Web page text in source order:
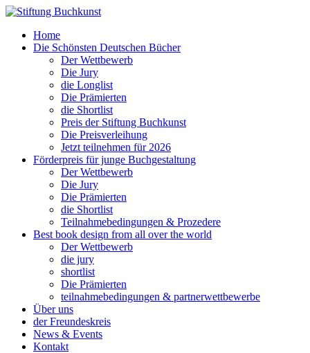
Home
Die Schönsten Deutschen Bücher
Der Wettbewerb
Die Jury
die Longlist
Die Prämierten
die Shortlist
Preis der Stiftung Buchkunst
Die Preisverleihung
Jetzt teilnehmen für 2026
Förderpreis für junge Buchgestaltung
Der Wettbewerb
Die Jury
Die Prämierten
die Shortlist
Teilnahmebedingungen & Prozedere
Best book design from all over the world
Der Wettbewerb
die jury
shortlist
Die Prämierten
teilnahmebedingungen & partnerwettbewerbe
Über uns
der Freundeskreis
News & Events
Kontakt